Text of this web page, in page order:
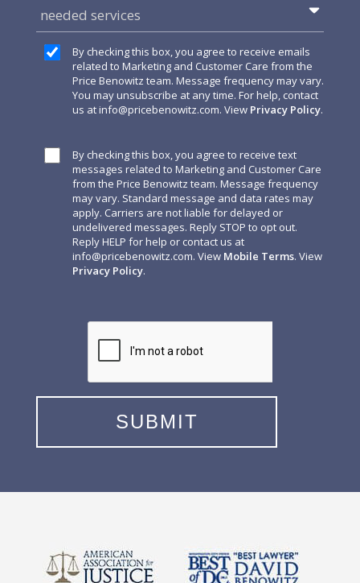
needed services
By checking this box, you agree to receive emails
related to Marketing and Customer Care from the
Price Benowitz team. Message frequency may vary.
You may unsubscribe at any time. For help, contact
us atinfo@pricebenowitz.com. View Privacy Policy.
By checking this box, you agree to receive text
messages related to Marketing and Customer Care
from the Price Benowitz team. Message frequency
may vary. Standard message and data rates may
apply. Carriers are not liable for delayed or
undelivered messages. Reply STOP to opt out.
Reply HELP for help or contact us at
info@pricebenowitz.com. View Mobile Terms. View
Privacy Policy.